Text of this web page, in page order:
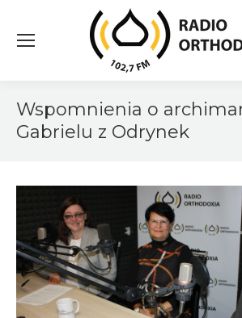
Wspomnienia o
Gabrielu z Odrynek